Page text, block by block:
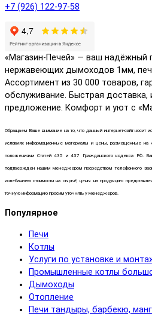
+7 (926) 122-97-58
«Магазин-Печей» — ваш надёжный
нержавеющих дымоходов 1мм,
Ассортимент из 30 000 товаров,
обслуживание. Быстрая доставка,
предложение. Комфорт и уют с
Обращаем Ваше внимание на то, что данный интернет-сайт носит
условиях информационные материалы и цены, размещенные на
положениями Статей 435 и 437 Гражданского кодекса РФ.
подтвержден нашим менеджером посредством телефонного
колебанием стоимости на сырьё, цены на продукцию
точную информацию просим уточнять у менеджеров.
Популярное
Печи
Котлы
Услуги по установке и
Промышленные котлы
Дымоходы
Отопление
Печи тандыры, барбекю,